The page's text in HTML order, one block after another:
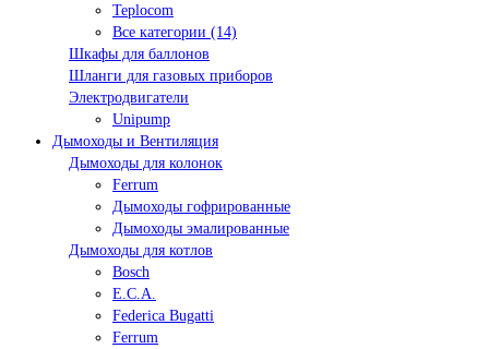
Teplocom
Все категории (14)
Шкафы для баллонов
Шланги для газовых приборов
Электродвигатели
Unipump
Дымоходы и Вентиляция
Дымоходы для колонок
Ferrum
Дымоходы гофрированные
Дымоходы эмалированные
Дымоходы для котлов
Bosch
E.C.A.
Federica Bugatti
Ferrum